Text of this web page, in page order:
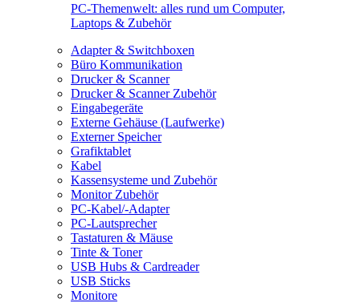
PC-Themenwelt: alles rund um Computer,
Laptops & Zubehör
Adapter & Switchboxen
Büro Kommunikation
Drucker & Scanner
Drucker & Scanner Zubehör
Eingabegeräte
Externe Gehäuse (Laufwerke)
Externer Speicher
Grafiktablet
Kabel
Kassensysteme und Zubehör
Monitor Zubehör
PC-Kabel/-Adapter
PC-Lautsprecher
Tastaturen & Mäuse
Tinte & Toner
USB Hubs & Cardreader
USB Sticks
Monitore